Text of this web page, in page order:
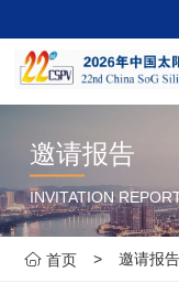
邀请报告
INVITATION
首页 > 邀请报告